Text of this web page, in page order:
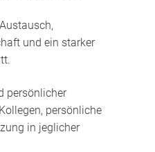
und ein starker
persönlicher
persönliche
in jeglicher